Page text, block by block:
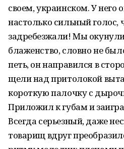
своем, украинском. У него
настолько сильный голос,
задребезжали! Мы
блаженство, словно не
петь, он направился в
щели над притолокой
короткую палочку с
Приложил к губам и
Всегда серьезный, даже
товарищ вдруг